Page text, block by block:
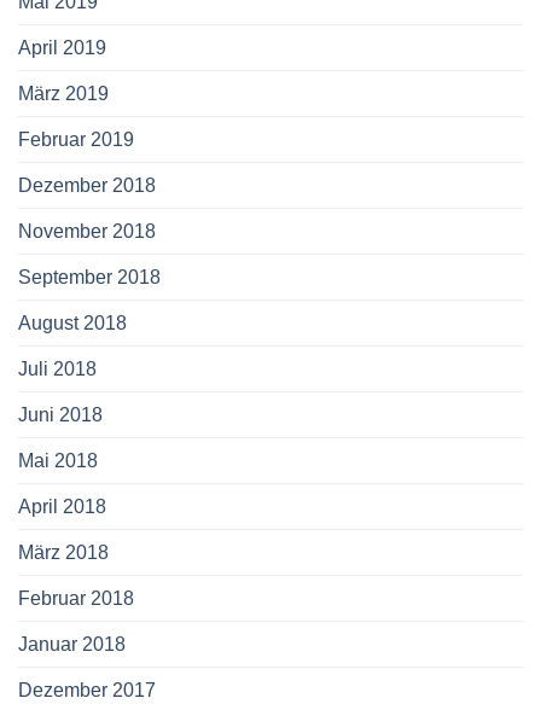
April 2019
März 2019
Februar 2019
Dezember 2018
November 2018
September 2018
August 2018
Juli 2018
Juni 2018
Mai 2018
April 2018
März 2018
Februar 2018
Januar 2018
Dezember 2017